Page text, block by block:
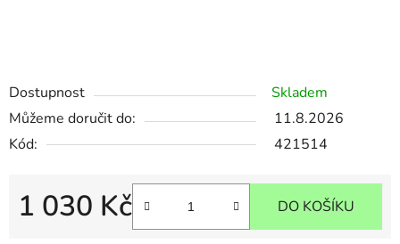
Dostupnost
Skladem
Můžeme doručit do:
11.8.2026
Kód:
421514
1 030 Kč DO KOŠÍKU